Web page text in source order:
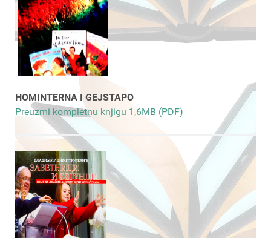
HOMINTERNA I GEJSTAPO
Preuzmi kompletnu knjigu 1,6MB (PDF)